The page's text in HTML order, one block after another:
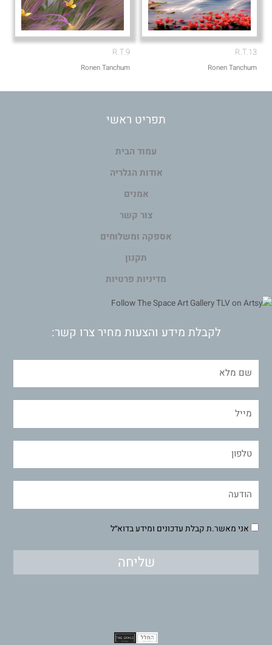
R.T.13
Ronen Tanchum
R.T.9
Ronen Tanchum
תפריט ראשי
עמוד הבית
אודות הגלריה
אמנים
צור קשר
אספקה ומשלוחים
תקנון
מדיניות פרטיות
לקבלת מידע והצעות מחיר צרו קשר:
אני מאשר.ת קבלת עדכונים ומידע בדוא״ל
שליחה